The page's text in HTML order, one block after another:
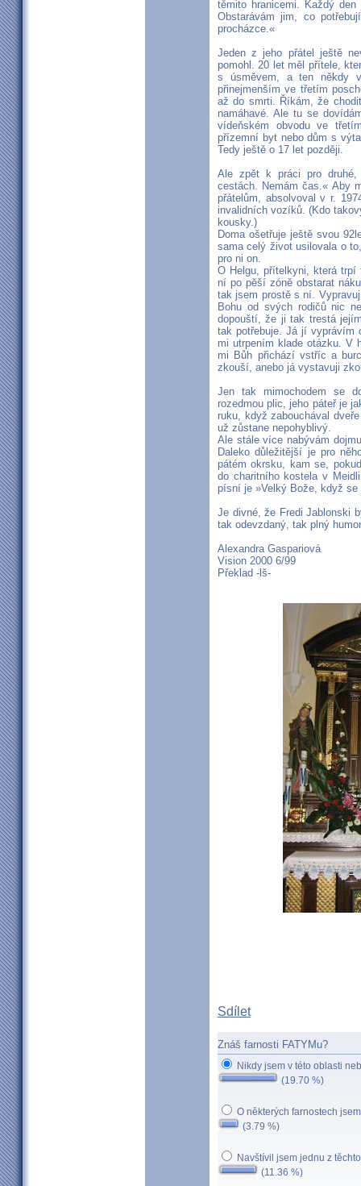
těmito hranicemi. Každý
Obstarávám jim, co
procházce.«
Jeden z jeho přátel ještě
pomohl. 20 let měl přítele,
s úsměvem, a ten někdy
přinejmenším ve třetím
až do smrti. Říkám, že
namáhavé. Ale tu se
vídeňském obvodu ve
přízemní byt nebo dům s
Tedy ještě o 17 let později.
Ale zpět k práci pro
cestách. Nemám čas.« Aby
přátelům, absolvoval v r.
invalidních vozíků. (Kdo
kousky.)
Doma ošetřuje ještě svou
sama celý život usilovala o
pro ni on.
O Helgu, přítelkyni, která
ní po pěší zóně obstarat
tak jsem prostě s ní.
Bohu od svých rodičů nic
dopouští, že ji tak trestá
tak potřebuje. Já jí vyprávím
mi utrpením klade otázku. V
mi Bůh přichází vstříc a
zkouší, anebo já vystavuji
Jen tak mimochodem se
rozedmou plic, jeho páteř je
ruku, když zabouchával
už zůstane nepohyblivý.
Ale stále více nabývám
Daleko důležitější je pro
pátém okrsku, kam se,
do charitního kostela v
písní je »Velký Bože, když
Je divné, že Fredi Jablonski
tak odevzdaný, tak plný
Alexandra Gaspariová
Vision 2000 6/99
Překlad -lš-
Sdílet
Znáš farnosti FATYMu?
Nikdy jsem v této oblasti
(19.70 %)
O některých farnostech
(3.79 %)
Navštívil jsem jednu z
(11.36 %)